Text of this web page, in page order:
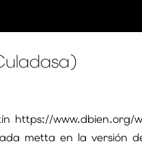
https://www.dbien.org/
metta en la versión